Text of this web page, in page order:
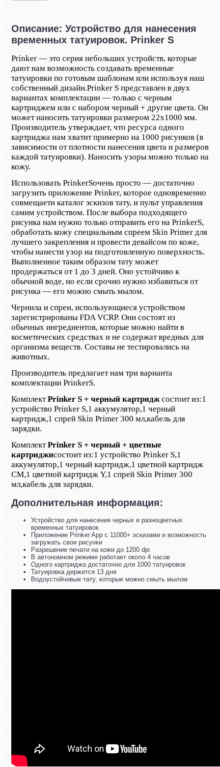
Описание: Устройство для нанесения
временных татуировок. Prinker S
Prinker — это серия небольших устройств, которые
дают нам возможность создавать временные
татуировки по готовым шаблонам или используя наш
собственный дизайн.Prinker S представлен в двух
вариантах комплектации — только с черным
картриджем или с набором черный + другие цвета. Он
может наносить татуировки размером 22х1000 мм.
Производитель утверждает, что ресурса одного
картриджа нам хватит примерно на 1000 рисунков (в
зависимости от плотности нанесения цвета и размеров
каждой татуировки). Наносить узоры можно только на
кожу.
Использовать PrinkerSочень просто — достаточно
загрузить приложение Prinker, которое одновременно
совмещаети каталог эскизов тату, и пульт управления
самим устройством. После выбора подходящего
рисунка нам нужно только отправить его на PrinkerS,
обработать кожу специальным спреем Skin Primer для
лучшего закрепления и провести девайсом по коже,
чтобы нанести узор на подготовленную поверхность.
Выполненное таким образом тату может
продержаться от 1 до 3 дней. Оно устойчиво к
обычной воде, но если срочно нужно избавиться от
рисунка — его можно смыть мылом.
Чернила и спреи, использующиеся устройством
зарегистрированы FDA VCRP. Они состоят из
обычных ингредиентов, которые можно найти в
косметических средствах и не содержат вредных для
организма веществ. Составы не тестировались на
животных.
Производитель предлагает нам три варианта
комплектации PrinkerS.
КомплектPrinker S + черный картридж состоит из:1
устройство Prinker S,1 аккумулятор,1 черный
картридж,1 спрей Skin Primer 300 мл,кабель для
зарядки.
КомплектPrinker S + черный + цветные
картриджисостоит из:1 устройство Prinker S,1
аккумулятор,1 черный картридж,1 цветной картридж
CM,1 цветной картридж Y,1 спрей Skin Primer 300
мл,кабель для зарядки.
Дополнительная информация:
Устройство для нанесения черных и разноцветных
временных татуировок
Приложение Prinker App с 11000+ эскизами и возможность
загружать свои рисунки
Разрешение печати на кожи до 1200 dpi
В автономном режиме работает около 4 часов
Одного картриджа достаточно для 1000 татуировок
Татуировка держится 13 дня
Водоустойчивые тату, которые можно смыть мылом